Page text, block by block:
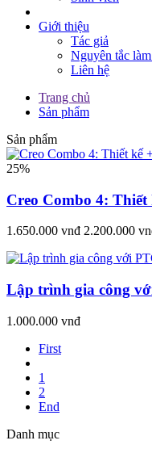
Giới thiệu
Tác giả
Nguyên tắc
Liên hệ
Trang chủ
Sản phẩm
Sản phẩm
25%
Creo Combo 4:
1.650.000 vnđ 2.200.000
Lập trình gia công
1.000.000 vnđ
First
1
2
End
Danh mục